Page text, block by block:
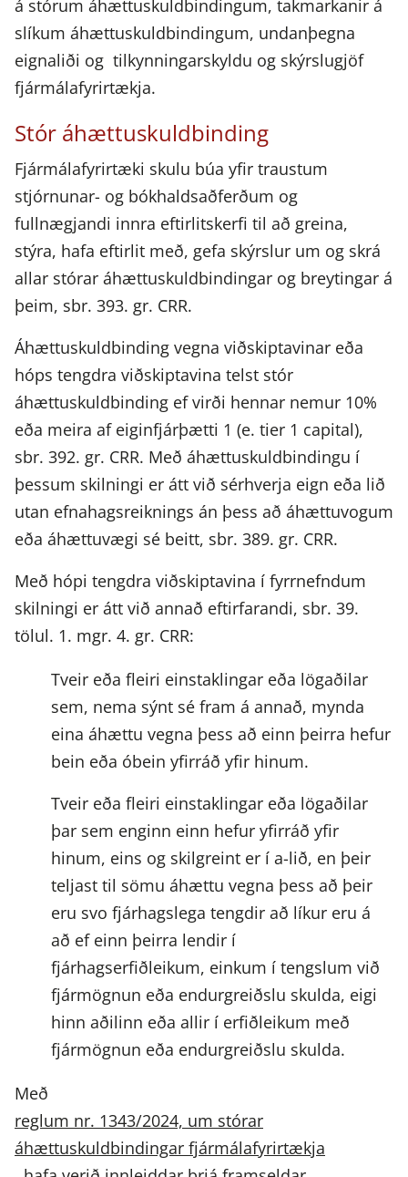
á stórum áhættuskuldbindingum, takmarkanir á
slíkum áhættuskuldbindingum, undanþegna
eignaliði og tilkynningarskyldu og skýrslugjöf
fjármálafyrirtækja.
Stór áhættuskuldbinding
Fjármálafyrirtæki skulu búa yfir traustum
stjórnunar- og bókhaldsaðferðum og
fullnægjandi innra eftirlitskerfi til að greina,
stýra, hafa eftirlit með, gefa skýrslur um og skrá
allar stórar áhættuskuldbindingar og breytingar á
þeim, sbr. 393. gr. CRR.
Áhættuskuldbinding vegna viðskiptavinar eða
hóps tengdra viðskiptavina telst stór
áhættuskuldbinding ef virði hennar nemur 10%
eða meira af eiginfjárþætti 1 (e. tier 1 capital),
sbr. 392. gr. CRR. Með áhættuskuldbindingu í
þessum skilningi er átt við sérhverja eign eða lið
utan efnahagsreiknings án þess að áhættuvogum
eða áhættuvægi sé beitt, sbr. 389. gr. CRR.
Með hópi tengdra viðskiptavina í fyrrnefndum
skilningi er átt við annað eftirfarandi, sbr. 39.
tölul. 1. mgr. 4. gr. CRR:
Tveir eða fleiri einstaklingar eða lögaðilar
sem, nema sýnt sé fram á annað, mynda
eina áhættu vegna þess að einn þeirra hefur
bein eða óbein yfirráð yfir hinum.
Tveir eða fleiri einstaklingar eða lögaðilar
þar sem enginn einn hefur yfirráð yfir
hinum, eins og skilgreint er í a-lið, en þeir
teljast til sömu áhættu vegna þess að þeir
eru svo fjárhagslega tengdir að líkur eru á
að ef einn þeirra lendir í
fjárhagserfiðleikum, einkum í tengslum við
fjármögnun eða endurgreiðslu skulda, eigi
hinn aðilinn eða allir í erfiðleikum með
fjármögnun eða endurgreiðslu skulda.
Með
reglum nr. 1343/2024, um stórar
áhættuskuldbindingar fjármálafyrirtækja